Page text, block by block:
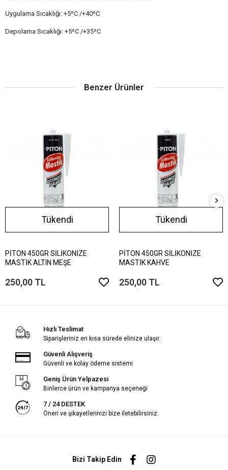
Uygulama Sıcaklığı: +5ºC /+40ºC
Depolama Sıcaklığı: +5ºC /+35ºC
Benzer Ürünler
Tükendi
PİTON 450GR SİLİKONİZE
MASTİK ALTIN MEŞE
250,00 TL
Tükendi
PİTON 450GR SİLİKONİZE
MASTİK KAHVE
250,00 TL
Hızlı Teslimat
Siparişleriniz en kısa sürede elinize ulaşır.
Güvenli Alışveriş
Güvenli ve kolay ödeme sistemi
Geniş Ürün Yelpazesi
Binlerce ürün ve kampanya seçeneği
7 / 24 DESTEK
Öneri ve şikayetlerinizi bize iletebilirsiniz.
Bizi Takip Edin